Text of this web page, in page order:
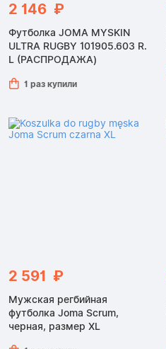
2 146 ₽
Футболка JOMA MYSKIN
ULTRA RUGBY 101905.603 R.
L (РАСПРОДАЖА)
1 раз купили
2 591 ₽
Мужская регбийная
футболка Joma Scrum,
черная, размер XL